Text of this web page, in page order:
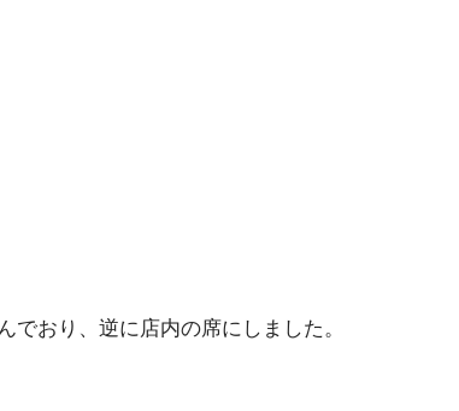
おり、逆に店内の席にしました。